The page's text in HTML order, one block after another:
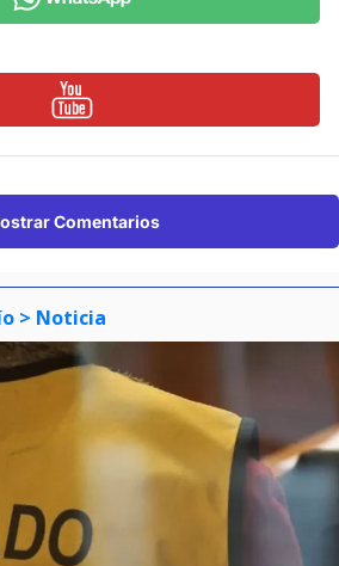
Comentarios
> Noticia